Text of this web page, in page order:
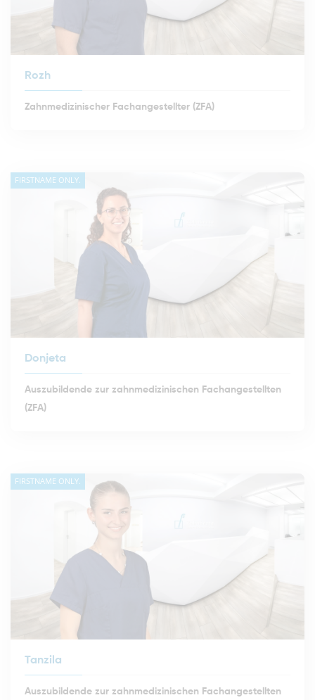
Rozh
Zahnmedizinischer Fachangestellter (ZFA)
FIRSTNAME ONLY.
Donjeta
Auszubildende zur zahnmedizinischen Fachangestellten
(ZFA)
FIRSTNAME ONLY.
Tanzila
Auszubildende zur zahnmedizinischen Fachangestellten